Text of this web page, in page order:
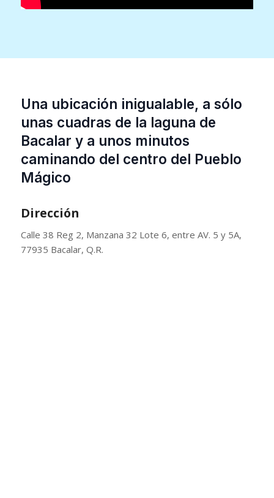
Una ubicación inigualable, a sólo
unas cuadras de la laguna de
Bacalar y a unos minutos
caminando del centro del Pueblo
Mágico
Dirección
Calle 38 Reg 2, Manzana 32 Lote 6, entre AV. 5 y 5A,
77935 Bacalar, Q.R.